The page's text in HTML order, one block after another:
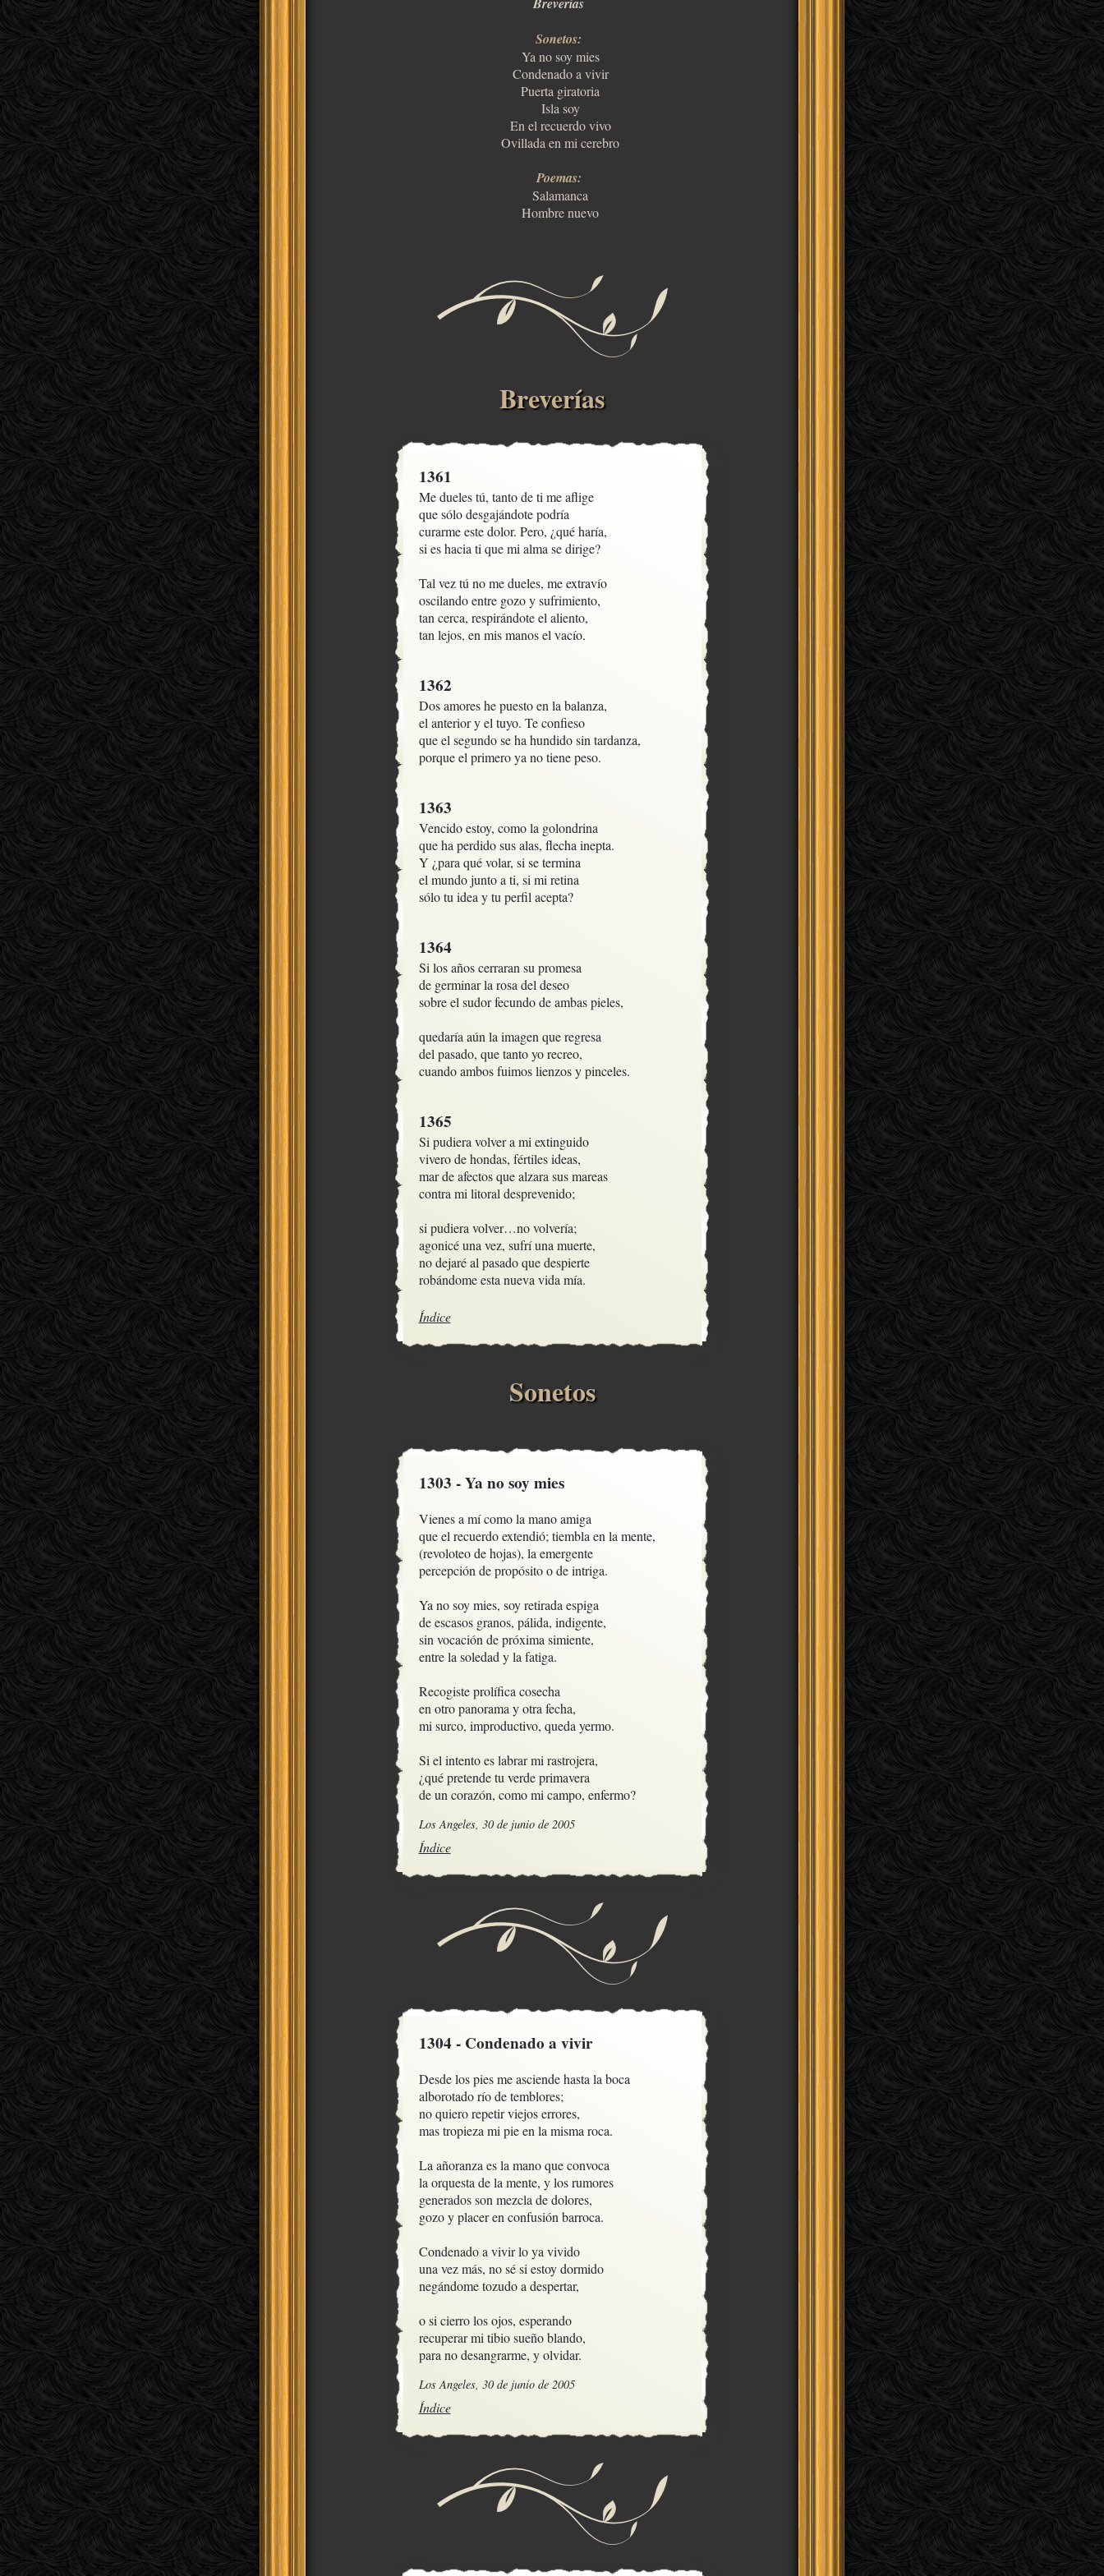
Sonetos:
Ya no soy mies
Condenado a vivir
Puerta giratoria
Isla soy
En el recuerdo vivo
Ovillada en mi cerebro
Poemas:
Salamanca
Hombre nuevo
Breverías
1361
Me dueles tú, tanto de ti me aflige
que sólo desgajándote podría
curarme este dolor. Pero, ¿qué haría,
si es hacia ti que mi alma se dirige?
Tal vez tú no me dueles, me extravío
oscilando entre gozo y sufrimiento,
tan cerca, respirándote el aliento,
tan lejos, en mis manos el vacío.
1362
Dos amores he puesto en la balanza,
el anterior y el tuyo. Te confieso
que el segundo se ha hundido sin tardanza,
porque el primero ya no tiene peso.
1363
Vencido estoy, como la golondrina
que ha perdido sus alas, flecha inepta.
Y ¿para qué volar, si se termina
el mundo junto a ti, si mi retina
sólo tu idea y tu perfil acepta?
1364
Si los años cerraran su promesa
de germinar la rosa del deseo
sobre el sudor fecundo de ambas pieles,
quedaría aún la imagen que regresa
del pasado, que tanto yo recreo,
cuando ambos fuimos lienzos y pinceles.
1365
Si pudiera volver a mi extinguido
vivero de hondas, fértiles ideas,
mar de afectos que alzara sus mareas
contra mi litoral desprevenido;
si pudiera volver…no volvería;
agonicé una vez, sufrí una muerte,
no dejaré al pasado que despierte
robándome esta nueva vida mía.
Índice
Sonetos
1303 - Ya no soy mies
Vienes a mí como la mano amiga
que el recuerdo extendió; tiembla en la mente,
(revoloteo de hojas), la emergente
percepción de propósito o de intriga.
Ya no soy mies, soy retirada espiga
de escasos granos, pálida, indigente,
sin vocación de próxima simiente,
entre la soledad y la fatiga.
Recogiste prolífica cosecha
en otro panorama y otra fecha,
mi surco, improductivo, queda yermo.
Si el intento es labrar mi rastrojera,
¿qué pretende tu verde primavera
de un corazón, como mi campo, enfermo?
Los Angeles, 30 de junio de 2005
Índice
1304 - Condenado a vivir
Desde los pies me asciende hasta la boca
alborotado río de temblores;
no quiero repetir viejos errores,
mas tropieza mi pie en la misma roca.
La añoranza es la mano que convoca
la orquesta de la mente, y los rumores
generados son mezcla de dolores,
gozo y placer en confusión barroca.
Condenado a vivir lo ya vivido
una vez más, no sé si estoy dormido
negándome tozudo a despertar,
o si cierro los ojos, esperando
recuperar mi tibio sueño blando,
para no desangrarme, y olvidar.
Los Angeles, 30 de junio de 2005
Índice